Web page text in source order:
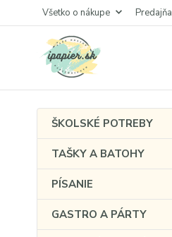
Všetko o nákupe Predajňa
ŠKOLSKÉ POTREBY
TAŠKY A BATOHY
PÍSANIE
GASTRO A PÁRTY